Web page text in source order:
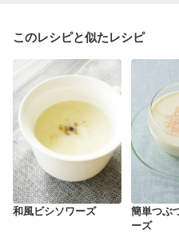
このレシピと似たレシピ
和風ビシソワーズ
簡単つぶ
ーズ